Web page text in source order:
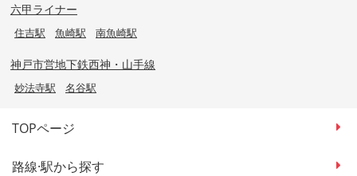
六甲ライナー
住吉駅 魚崎駅 南魚崎駅
神戸市営地下鉄西神・山手線
妙法寺駅 名谷駅
TOPページ
路線·駅から探す